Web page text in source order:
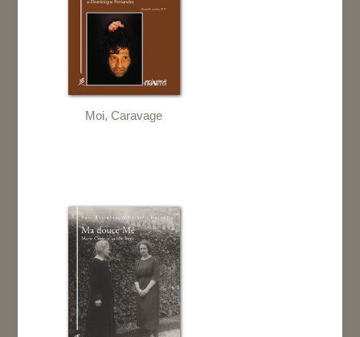
Moi, Caravage